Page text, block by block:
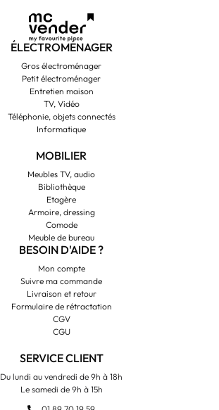
ÉLECTROMÉNAGER
Gros électroménager
Petit électroménager
Entretien maison
TV, Vidéo
Téléphonie, objets connectés
Informatique
MOBILIER
Meubles TV, audio
Bibliothèque
Etagère
Armoire, dressing
Comode
Meuble de bureau
BESOIN D'AIDE ?
Mon compte
Suivre ma commande
Livraison et retour
Formulaire de rétractation
CGV
CGU
SERVICE CLIENT
Du lundi au vendredi de 9h à 18h
Le samedi de 9h à 15h